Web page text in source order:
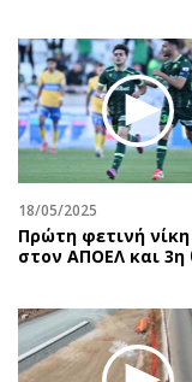
Δημοσκοπήσεις
Διπλωματία
Αθλητισμός
Κύπρος
Διεθνή
Κληρώσεις Allwyn
Οικονομία
Real Estate
18/05/2025
Πρώτη φετινή
στον ΑΠΟΕΛ και 3η